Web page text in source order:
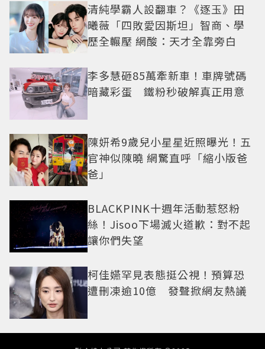
清純學霸人設翻車？《逐玉》田
曦薇「四敗愛因斯坦」智商、學
歷全輾壓 網酸：天才全靠旁白
李多慧砸85萬牽新車！車牌號碼
暗藏彩蛋 鐵粉秒破解真正用意
陳妍希9歲兒小星星近照曝光！五
官神似陳曉 網驚直呼「縮小版爸
爸」
BLACKPINK十週年活動惹怒粉
絲！Jisoo下場滅火道歉：對不起
讓你們失望
柯佳嬿罕見表態挺公視！預算恐
遭刪凍逾10億 發聲掀網友熱議